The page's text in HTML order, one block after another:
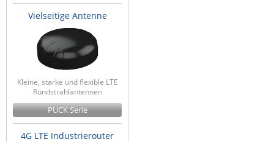
Vielseitige Antenne
Kleine, starke und flexible LTE
Rundstrahlantennen
PUCK Serie
4G LTE Industrierouter